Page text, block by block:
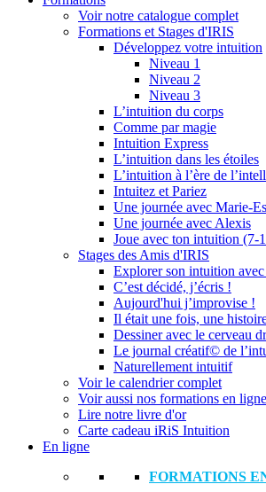
Voir notre catalogue complet
Formations et Stages d'IRIS
Développez votre intuition
Niveau 1
Niveau 2
Niveau 3
L’intuition du corps
Comme par magie
Intuition Express
L’intuition dans les étoiles
L’intuition à l’ère de
Intuitez et Pariez
Une journée avec Marie-
Une journée avec Alexis
Joue avec ton intuition (7-
Stages des Amis d'IRIS
Explorer son intuition
C’est décidé, j’écris !
Aujourd'hui j’improvise !
Il était une fois, une
Dessiner avec le cerveau
Le journal créatif© de
Naturellement intuitif
Voir le calendrier complet
Voir aussi nos formations en ligne
Lire notre livre d'or
Carte cadeau iRiS Intuition
En ligne
FORMATIONS